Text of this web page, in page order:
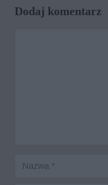
Dodaj komentarz
Nazwa